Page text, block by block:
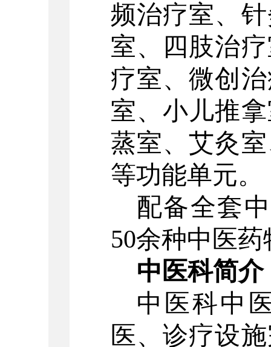
频治疗室、
室、四肢治
疗室、微创
室、小儿推
蒸室、艾灸
等功能单元。
配备全套
50余种中医
中医科简介
中医科中
医、诊疗设